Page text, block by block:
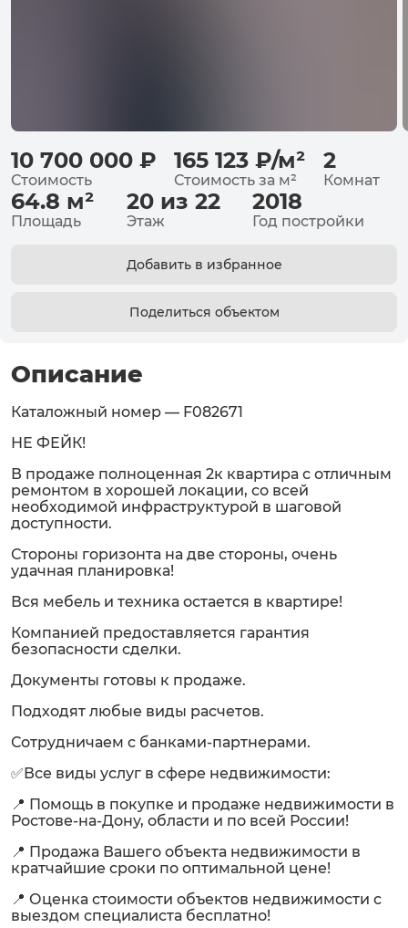
10 700 000 ₽
Стоимость
165 123 ₽/м²
Стоимость за м²
2
Комнат
64.8 м²
Площадь
20 из 22
Этаж
2018
Год постройки
Добавить в избранное
Поделиться объектом
Описание
Каталожный номер — F082671
НЕ ФЕЙК!
В продаже полноценная 2к квартира с отличным
ремонтом в хорошей локации, со всей
необходимой инфраструктурой в шаговой
доступности.
Стороны горизонта на две стороны, очень
удачная планировка!
Вся мебель и техника остается в квартире!
Компанией предоставляется гарантия
безопасности сделки.
Документы готовы к продаже.
Подходят любые виды расчетов.
Сотрудничаем с банками-партнерами.
✅Все виды услуг в сфере недвижимости:
📍 Помощь в покупке и продаже недвижимости в
Ростове-на-Дону, области и по всей России!
📍 Продажа Вашего объекта недвижимости в
кратчайшие сроки по оптимальной цене!
📍 Оценка стоимости объектов недвижимости с
выездом специалиста бесплатно!